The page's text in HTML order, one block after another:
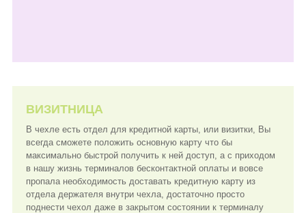
ВИЗИТНИЦА
В чехле есть отдел для кредитной карты, или визитки, Вы
всегда сможете положить основную карту что бы
максимально быстрой получить к ней доступ, а с приходом
в нашу жизнь терминалов бесконтактной оплаты и вовсе
пропала необходимость доставать кредитную карту из
отдела держателя внутри чехла, достаточно просто
поднести чехол даже в закрытом состоянии к терминалу